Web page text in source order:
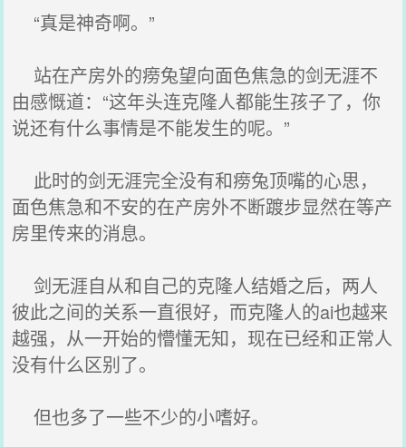
“真是神奇啊。”
站在产房外的痨兔望向面色焦急的剑无涯不
由感慨道：“这年头连克隆人都能生孩子了，你
说还有什么事情是不能发生的呢。”
此时的剑无涯完全没有和痨兔顶嘴的心思，
面色焦急和不安的在产房外不断踱步显然在等产
房里传来的消息。
剑无涯自从和自己的克隆人结婚之后，两人
彼此之间的关系一直很好，而克隆人的ai也越来
越强，从一开始的懵懂无知，现在已经和正常人
没有什么区别了。
但也多了一些不少的小嗜好。